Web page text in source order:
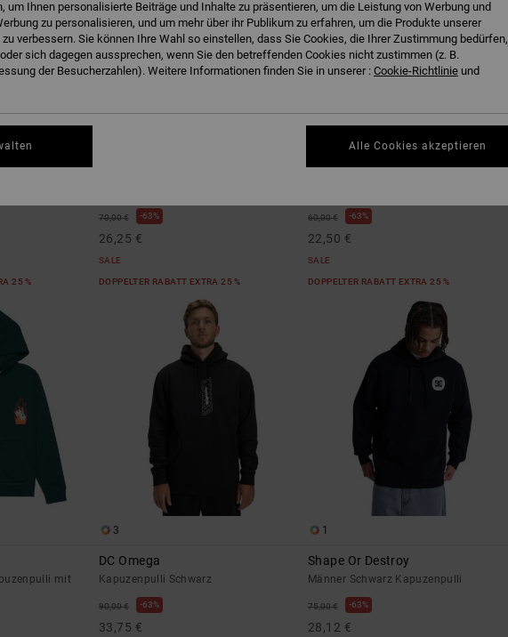
25 %
70,00 € 63%
26,25 €
SALE
DOPPELTER RABATT EXTRA 25 %
Hampden
60,00 € 63%
22,50 €
SALE
DOPPELTER RABATT EXTRA 25 %
mit
3
DC Omega
Kapuzenpulli Schwarz
90,00 € 63%
33,75 €
1
Shape Or Destroy
Männer Schwarz Kapuzenpulli
75,00 € 63%
28,12 €
um Ihnen personalisierte Beiträge und Inhalte zu präsentieren, um die Leistung von Werbung und
zu personalisieren, und um mehr über ihr Publikum zu erfahren, um die Produkte unserer
verbessern. Sie können Ihre Wahl so einstellen, dass Sie Cookies, die Ihrer Zustimmung bedürfen,
sich dagegen aussprechen, wenn Sie den betreffenden Cookies nicht zustimmen (z. B.
der Besucherzahlen). Weitere Informationen finden Sie in unserer : Cookie-Richtlinie und
Alle Cookies akzeptieren